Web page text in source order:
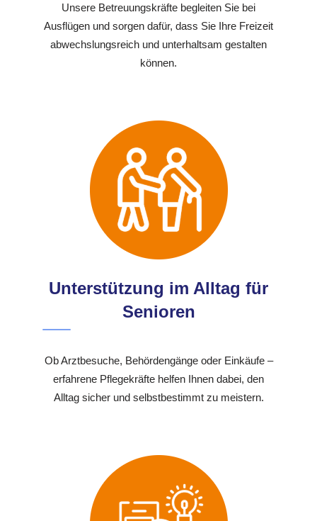
Unsere Betreuungskräfte begleiten Sie bei
Ausflügen und sorgen dafür, dass Sie Ihre Freizeit
abwechslungsreich und unterhaltsam gestalten
können.
Unterstützung im Alltag für
Senioren
Ob Arztbesuche, Behördengänge oder Einkäufe –
erfahrene Pflegekräfte helfen Ihnen dabei, den
Alltag sicher und selbstbestimmt zu meistern.